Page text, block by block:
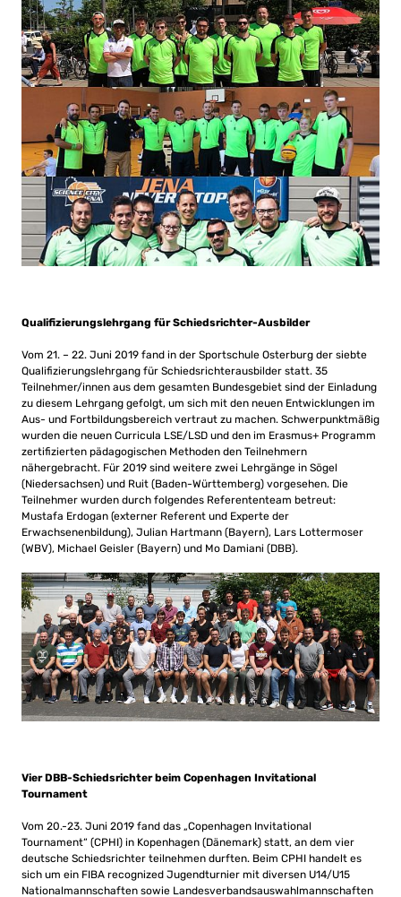
Qualifizierungslehrgang für Schiedsrichter-Ausbilder
Vom 21. – 22. Juni 2019 fand in der Sportschule Osterburg der siebte
Qualifizierungslehrgang für Schiedsrichterausbilder statt. 35
Teilnehmer/innen aus dem gesamten Bundesgebiet sind der Einladung
zu diesem Lehrgang gefolgt, um sich mit den neuen Entwicklungen im
Aus- und Fortbildungsbereich vertraut zu machen. Schwerpunktmäßig
wurden die neuen Curricula LSE/LSD und den im Erasmus+ Programm
zertifizierten pädagogischen Methoden den Teilnehmern
nähergebracht. Für 2019 sind weitere zwei Lehrgänge in Sögel
(Niedersachsen) und Ruit (Baden-Württemberg) vorgesehen. Die
Teilnehmer wurden durch folgendes Referententeam betreut:
Mustafa Erdogan (externer Referent und Experte der
Erwachsenenbildung), Julian Hartmann (Bayern), Lars Lottermoser
(WBV), Michael Geisler (Bayern) und Mo Damiani (DBB).
Vier DBB-Schiedsrichter beim Copenhagen Invitational
Tournament
Vom 20.-23. Juni 2019 fand das „Copenhagen Invitational
Tournament“ (CPHI) in Kopenhagen (Dänemark) statt, an dem vier
deutsche Schiedsrichter teilnehmen durften. Beim CPHI handelt es
sich um ein FIBA recognized Jugendturnier mit diversen U14/U15
Nationalmannschaften sowie Landesverbandsauswahlmannschaften